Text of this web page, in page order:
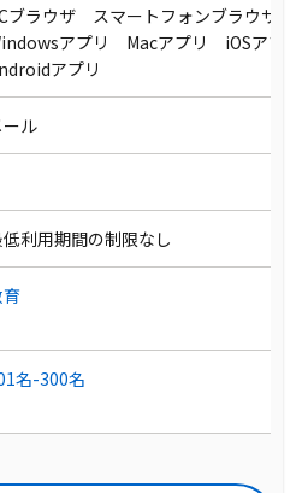
ブラウザ スマートフォンブラウザ
アプリ Macアプリ iOSア
アプリ
ール
利用期間の制限なし
名-300名